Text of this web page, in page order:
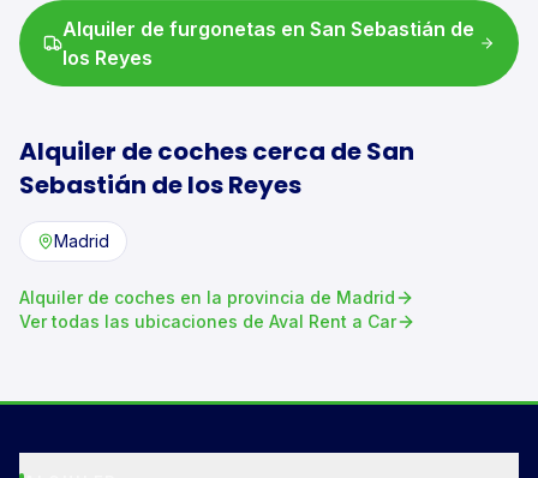
Alquiler defurgonetas enSan Sebastián de
los Reyes
Alquiler decochescerca deSan
Sebastián de los Reyes
Madrid
Alquiler de coches en la provincia de Madrid
Ver todas las ubicaciones de Aval Rent a Car